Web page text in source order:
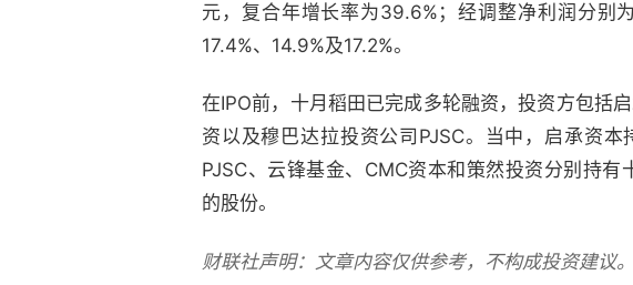
元，复合年增长率为39.6%；经调整净利润分别
17.4%、14.9%及17.2%。
在IPO前，十月稻田已完成多轮融资，投资方包括
资以及穆巴达拉投资公司PJSC。当中，启承资
PJSC、云锋基金、CMC资本和策然投资分别持
的股份。
财联社声明：文章内容仅供参考，不构成投资建议